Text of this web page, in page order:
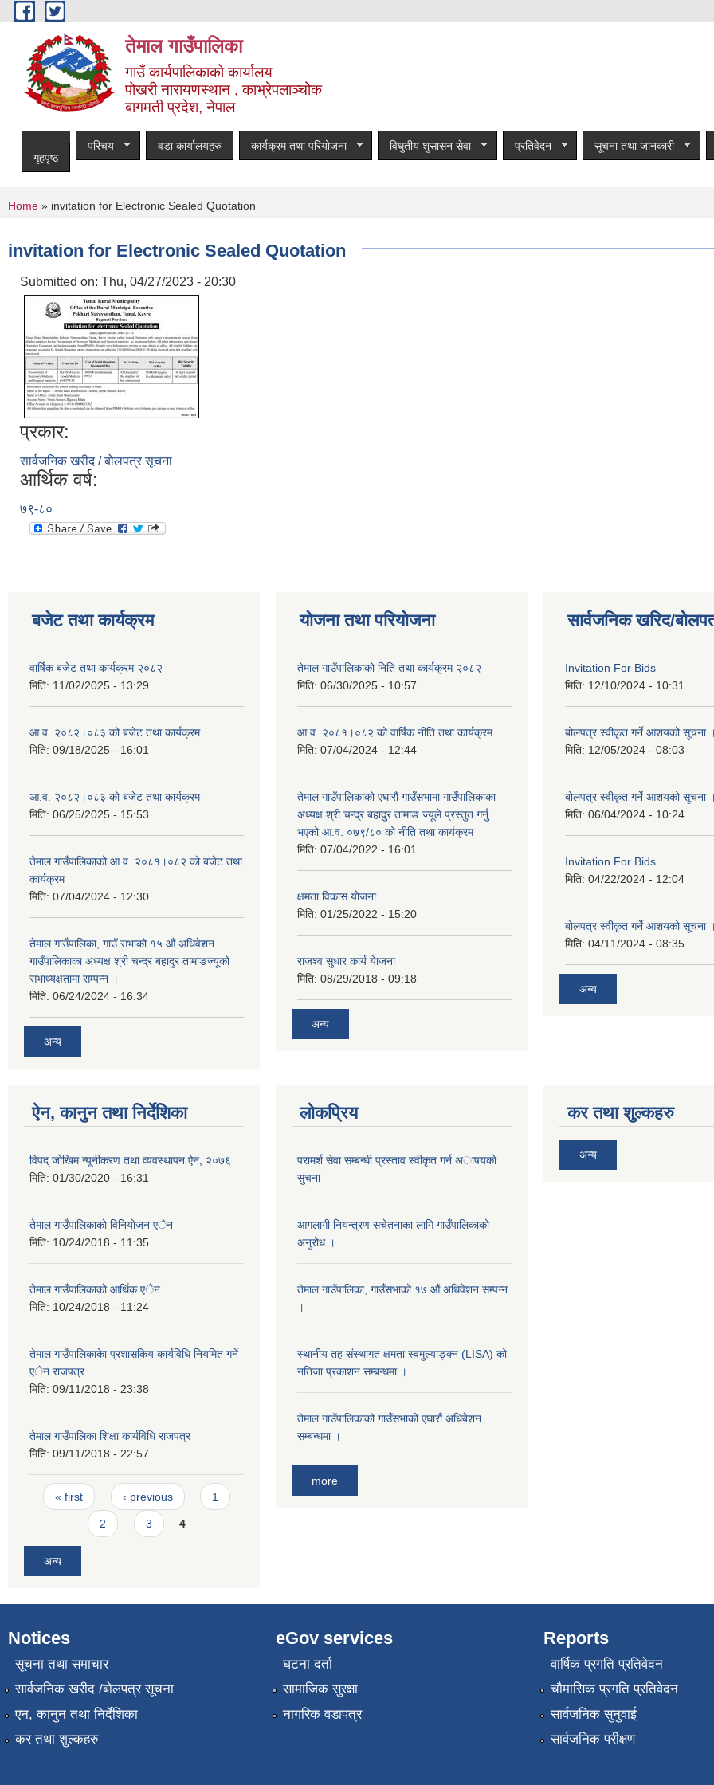
Skip to main content
तेमाल गाउँपालिका
गाउँ कार्यपालिकाको कार्यालय
पोखरी नारायणस्थान , काभ्रेपलाञ्चोक ‌‌‍‍‍‍‍‍
बागमती प्रदेश, नेपाल
गृहपृष्ठ
परिचय वडा कार्यालयहरु कार्यक्रम तथा परियोजना विधुतीय शुसासन सेवा प्रतिवेदन सूचना तथा जानकारी
You are here
Home » invitation for Electronic Sealed Quotation
invitation for Electronic Sealed Quotation
Submitted on: Thu, 04/27/2023 - 20:30
प्रकार:
सार्वजनिक खरीद / बोलपत्र सूचना
आर्थिक वर्ष:
७९-८०
बजेट तथा कार्यक्रम
वार्षिक बजेट तथा कार्यक्रम २०८२
मिति: 11/02/2025 - 13:29
आ.व. २०८२।०८३ को बजेट तथा कार्यक्रम
मिति: 09/18/2025 - 16:01
आ.व. २०८२।०८३ को बजेट तथा कार्यक्रम
मिति: 06/25/2025 - 15:53
तेमाल गाउँपालिकाको आ.व. २०८१।०८२ को बजेट तथा
कार्यक्रम
मिति: 07/04/2024 - 12:30
तेमाल गाउँपालिका, गाउँ सभाको १५ औं अधिवेशन
गाउँपालिकाका अध्यक्ष श्री चन्द्र बहादुर तामाङज्यूको
सभाध्यक्षतामा सम्पन्न ।
मिति: 06/24/2024 - 16:34
अन्य
योजना तथा परियोजना
तेमाल गाउँपालिकाको निति तथा कार्यक्रम २०८२
मिति: 06/30/2025 - 10:57
आ.व. २०८१।०८२ को वार्षिक नीति तथा कार्यक्रम
मिति: 07/04/2024 - 12:44
तेमाल गाउँपालिकाको एघारौं गाउँसभामा गाउँपालिकाका
अध्यक्ष श्री चन्द्र बहादुर तामाङ ज्यूले प्रस्तुत गर्नु
भएको आ.व. ०७९/८० को नीति तथा कार्यक्रम
मिति: 07/04/2022 - 16:01
क्षमता विकास योजना
मिति: 01/25/2022 - 15:20
राजश्व सुधार कार्य येाजना
मिति: 08/29/2018 - 09:18
अन्य
सार्वजनिक खरिद/
Invitation For Bids
मिति: 12/10/2024 - 10:31
बोलपत्र स्वीकृत गर्ने आशयको सूचना ।
मिति: 12/05/2024 - 08:03
बोलपत्र स्वीकृत गर्ने आशयको सूचना ।
मिति: 06/04/2024 - 10:24
Invitation For Bids
मिति: 04/22/2024 - 12:04
बोलपत्र स्वीकृत गर्ने आशयको सूचना ।
मिति: 04/11/2024 - 08:35
अन्य
ऐन, कानुन तथा निर्देशिका
विपद् जोखिम न्यूनीकरण तथा व्यवस्थापन ऐन, २०७६
मिति: 01/30/2020 - 16:31
तेमाल गाउँपालिकाकाे विनियोजन एेन
मिति: 10/24/2018 - 11:35
तेमाल गाउँपालिकाकाे आर्थिक एेन
मिति: 10/24/2018 - 11:24
तेमाल गाउँपालिकाकेा प्रशासकिय कार्यविधि नियमित गर्ने
एेन राजपत्र
मिति: 09/11/2018 - 23:38
तेमाल गाउँपालिका शिक्षा कार्यविधि राजपत्र
मिति: 09/11/2018 - 22:57
Pages
« first ‹ previous 1
2 3 4
अन्य
लोकप्रिय
परामर्श सेवा सम्बन्धी प्रस्ताव स्वीकृत गर्न अाषयकाे
सुचना
आगलागी नियन्त्रण सचेतनाका लागि गाउँपालिकाको
अनुरोध ।
तेमाल गाउँपालिका, गाउँसभाको १७ ‌औं अधिवेशन सम्पन्न
।
स्थानीय तह संस्थागत क्षमता स्वमुल्याङ्क्न (LISA) को
नतिजा प्रकाशन सम्बन्धमा ।
तेमाल गाउँपालिकाको गाउँसभाको एघारौं अधिबेशन
सम्बन्धमा ।
more
कर तथा शुल्कहरु
अन्य
Notices
सूचना तथा समाचार
सार्वजनिक खरीद /बोलपत्र सूचना
एन, कानुन तथा निर्देशिका
कर तथा शुल्कहरु
eGov services
घटना दर्ता
सामाजिक सुरक्षा
नागरिक वडापत्र
Reports
वार्षिक प्रगति प्रतिवेदन
चौमासिक प्रगति प्रतिवेदन
सार्वजनिक सुनुवाई
सार्वजनिक परीक्षण